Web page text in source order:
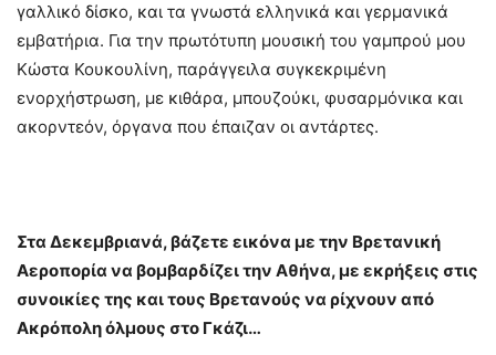
γαλλικό δίσκο, και τα γνωστά ελληνικά και γερμανικά
εμβατήρια. Για την πρωτότυπη μουσική του γαμπρού μου
Κώστα Κουκουλίνη, παράγγειλα συγκεκριμένη
ενορχήστρωση, με κιθάρα, μπουζούκι, φυσαρμόνικα και
ακορντεόν, όργανα που έπαιζαν οι αντάρτες.
Στα Δεκεμβριανά, βάζετε εικόνα με την Βρετανική
Αεροπορία να βομβαρδίζει την Αθήνα, με εκρήξεις στις
συνοικίες της και τους Βρετανούς να ρίχνουν από
Ακρόπολη όλμους στο Γκάζι…